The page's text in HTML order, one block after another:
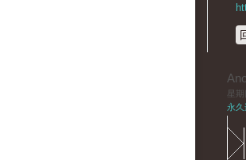
星
永久